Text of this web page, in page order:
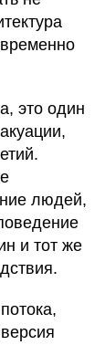
это один
людей,
и тот же